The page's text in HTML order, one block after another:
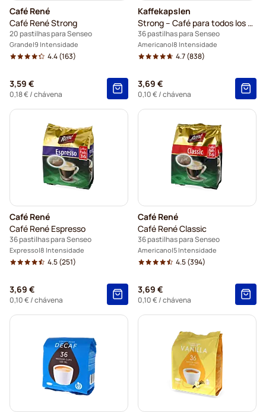
Café René
Café René Strong
20 pastilhas para Senseo
Grande 9 Intensidade
4.4(163)
3,59 €
0,18 €/ chávena
Kaffekapslen
Strong – Café para todos los dias
36 pastilhas para Senseo
Americano 8 Intensidade
4.7(838)
3,69 €
0,10 €/ chávena
Café René
Café René Espresso
36 pastilhas para Senseo
Expresso 8 Intensidade
4.5(251)
3,69 €
0,10 €/ chávena
Café René
Café René Classic
36 pastilhas para Senseo
Americano 5 Intensidade
4.5(394)
3,69 €
0,10 €/ chávena